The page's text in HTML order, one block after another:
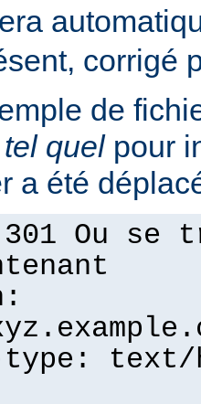
corrigé
de
tel quelpour
a été
Ou se
type: text/